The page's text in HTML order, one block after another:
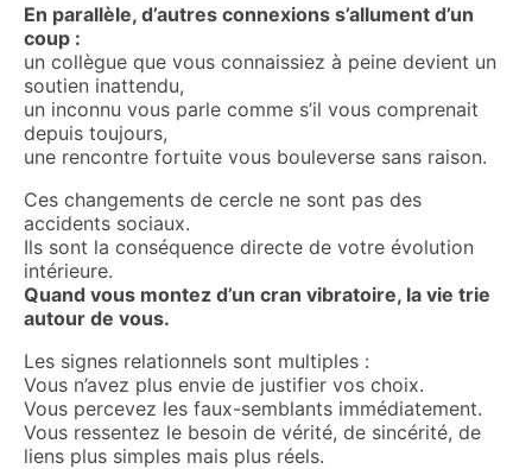
En parallèle, d’autres connexions s’allument d’un
coup :
un collègue que vous connaissiez à peine devient un
soutien inattendu,
un inconnu vous parle comme s’il vous comprenait
depuis toujours,
une rencontre fortuite vous bouleverse sans raison.
Ces changements de cercle ne sont pas des
accidents sociaux.
Ils sont la conséquence directe de votre évolution
intérieure.
Quand vous montez d’un cran vibratoire, la vie trie
autour de vous.
Les signes relationnels sont multiples :
Vous n’avez plus envie de justifier vos choix.
Vous percevez les faux-semblants immédiatement.
Vous ressentez le besoin de vérité, de sincérité, de
liens plus simples mais plus réels.